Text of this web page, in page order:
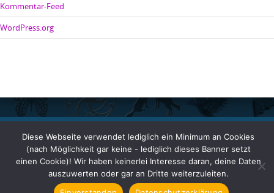
Kommentar-Feed
WordPress.org
Copyright © 2026 Johanna Benden. All rights reserved.
Diese Webseite verwendet lediglich ein Minimum an Cookies
(nach Möglichkeit gar keine - lediglich dieses Banner setzt
einen Cookie)! Wir haben keinerlei Interesse daran, deine Daten
auszuwerten oder gar an Dritte weiterzuleiten.